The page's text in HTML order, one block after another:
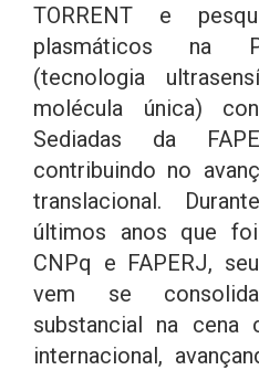
TORRENT e
plasmáticos na
(tecnologia
molécula única)
Sediadas da
contribuindo no
translacional.
últimos anos que
CNPq e FAPERJ,
vem se
substancial na cena
internacional,